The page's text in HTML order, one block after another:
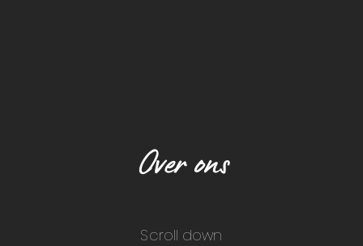
Over ons
Scroll down